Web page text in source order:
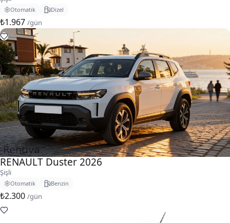
Otomatik Dizel
₺1.967 /gün
RENAULT Duster 2026
Şişli
Otomatik Benzin
₺2.300 /gün